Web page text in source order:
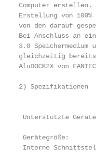
Computer erstellen.
Erstellung von
von den darauf
Bei Anschluss an
3.0 Speichermedium
gleichzeitig
AluDOCK2X von
2) Spezifikationen
Unterstützte
Gerätegröße:
Interne